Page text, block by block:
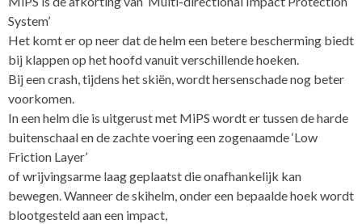
System’
Het komt er op neer dat de helm een betere bescherming biedt
bij klappen op het hoofd vanuit verschillende hoeken.
Bij een crash, tijdens het skiën, wordt hersenschade nog beter
voorkomen.
In een helm die is uitgerust met MiPS wordt er tussen de harde
buitenschaal en de zachte voering een zogenaamde ‘Low
Friction Layer’
of wrijvingsarme laag geplaatst die onafhankelijk kan
bewegen. Wanneer de skihelm, onder een bepaalde hoek wordt
blootgesteld aan een impact,